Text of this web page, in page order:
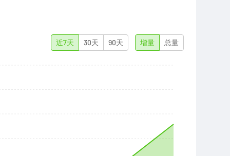
近7天 30天 90天 增量 总量